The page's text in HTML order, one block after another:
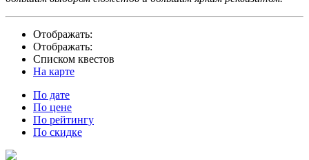
Отображать:
Отображать:
Списком квестов
На карте
По дате
По цене
По рейтингу
По скидке